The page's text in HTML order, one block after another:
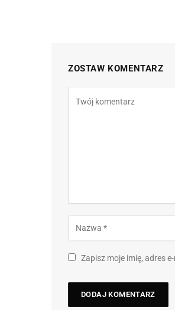
ZOSTAW KOMENTARZ
Zapisz moje imię, adres